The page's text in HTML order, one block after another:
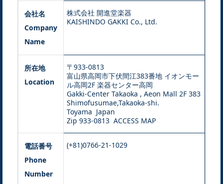
会社名
Company
Name
株式会社 開進堂楽器
KAISHINDO GAKKI Co., Ltd.
所在地
Location
〒933-0813
富山県高岡市下伏間江383番地 イオンモー
ル高岡2F 楽器センター高岡
Gakki-Center Takaoka , Aeon Mall 2F 383
Shimofusumae,Takaoka-shi.
Toyama Japan
Zip 933-0813 ACCESS MAP
電話番号
Phone
Number
(+81)0766-21-1029